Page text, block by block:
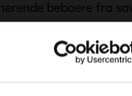
beboere fra
fisk. De
svampe, frodige
den perfekte måde